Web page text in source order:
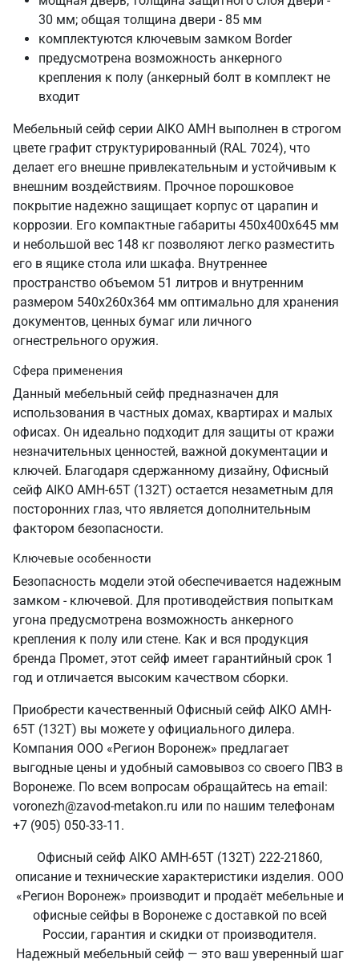
30 мм; общая толщина двери - 85 мм
комплектуются ключевым замком Border
предусмотрена возможность анкерного
крепления к полу (анкерный болт в комплект не
входит
Мебельный сейф серии AIKO AMH выполнен в строгом
цвете графит структурированный (RAL 7024), что
делает его внешне привлекательным и устойчивым к
внешним воздействиям. Прочное порошковое
покрытие надежно защищает корпус от царапин и
коррозии. Его компактные габариты 450х400х645 мм
и небольшой вес 148 кг позволяют легко разместить
его в ящике стола или шкафа. Внутреннее
пространство объемом 51 литров и внутренним
размером 540х260х364 мм оптимально для хранения
документов, ценных бумаг или личного
огнестрельного оружия.
Сфера применения
Данный мебельный сейф предназначен для
использования в частных домах, квартирах и малых
офисах. Он идеально подходит для защиты от кражи
незначительных ценностей, важной документации и
ключей. Благодаря сдержанному дизайну, Офисный
сейф AIKO AMH-65T (132T) остается незаметным для
посторонних глаз, что является дополнительным
фактором безопасности.
Ключевые особенности
Безопасность модели этой обеспечивается надежным
замком - ключевой. Для противодействия попыткам
угона предусмотрена возможность анкерного
крепления к полу или стене. Как и вся продукция
бренда Промет, этот сейф имеет гарантийный срок 1
год и отличается высоким качеством сборки.
Приобрести качественный Офисный сейф AIKO AMH-
65T (132T) вы можете у официального дилера.
Компания ООО «Регион Воронеж» предлагает
выгодные цены и удобный самовывоз со своего ПВЗ в
Воронеже. По всем вопросам обращайтесь на email:
voronezh@zavod-metakon.ru или по нашим телефонам
+7 (905) 050-33-11.
Офисный сейф AIKO AMH-65T (132T) 222-21860,
описание и технические характеристики изделия. ООО
«Регион Воронеж» производит и продаёт мебельные и
офисные сейфы в Воронеже с доставкой по всей
России, гарантия и скидки от производителя.
Надежный мебельный сейф — это ваш уверенный шаг